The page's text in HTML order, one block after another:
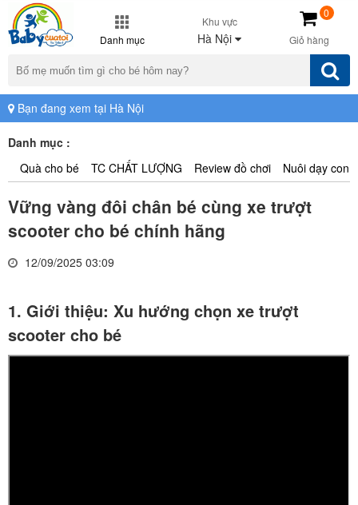
Danh mục
Khu vực
Hà Nội Giỏ hàng
0
Bạn đang xem tại Hà Nội
Danh mục :
Quà cho bé
TC CHẤT LƯỢNG Review đồ chơi Nuôi dạy con
Vững vàng đôi chân bé cùng xe trượt
scooter cho bé chính hãng
12/09/2025 03:09
1. Giới thiệu: Xu hướng chọn xe trượt
scooter cho bé